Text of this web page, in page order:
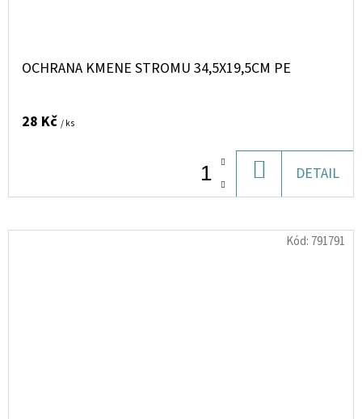
OCHRANA KMENE STROMU 34,5X19,5CM PE
28 Kč / ks
KOŠÍKU
DETAIL
Kód: 791791